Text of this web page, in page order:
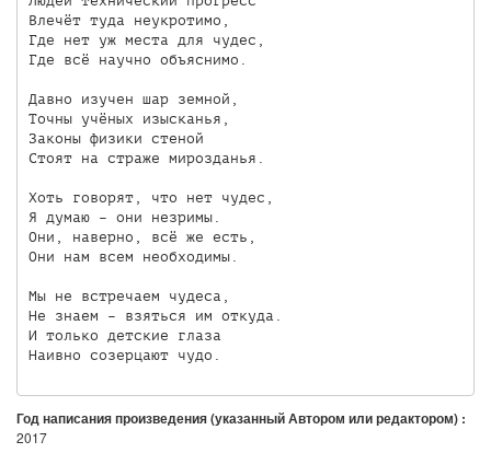
Влечёт туда неукротимо,
Где нет уж места для чудес,
Где всё научно объяснимо.
Давно изучен шар земной,
Точны учёных изысканья,
Законы физики стеной
Стоят на страже мирозданья.
Хоть говорят, что нет чудес,
Я думаю – они незримы.
Они, наверно, всё же есть,
Они нам всем необходимы.
Мы не встречаем чудеса,
Не знаем – взяться им откуда.
И только детские глаза
Год написания произведения (указанный Автором или редактором) :
2017